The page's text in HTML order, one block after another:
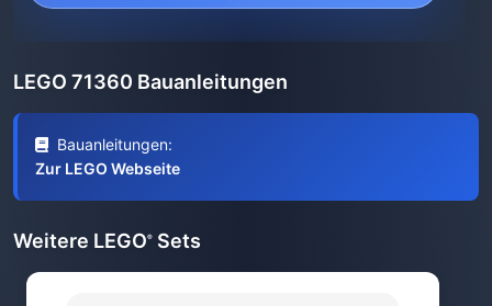
LEGO 71360 Bauanleitungen
Bauanleitungen:
Zur LEGO Webseite
Weitere LEGO® Sets